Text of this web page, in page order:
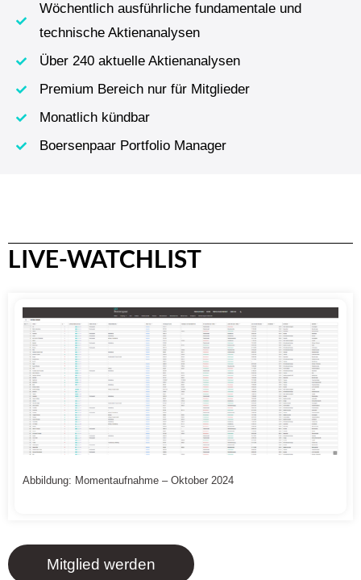
Wöchentlich ausführliche fundamentale und
technische Aktienanalysen
Über 240 aktuelle Aktienanalysen
Premium Bereich nur für Mitglieder
Monatlich kündbar
Boersenpaar Portfolio Manager
LIVE-WATCHLIST
Abbildung: Momentaufnahme – Oktober 2024
Mitglied werden